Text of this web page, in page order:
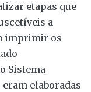
etapas que
a
imprimir os
Sistema
elaboradas